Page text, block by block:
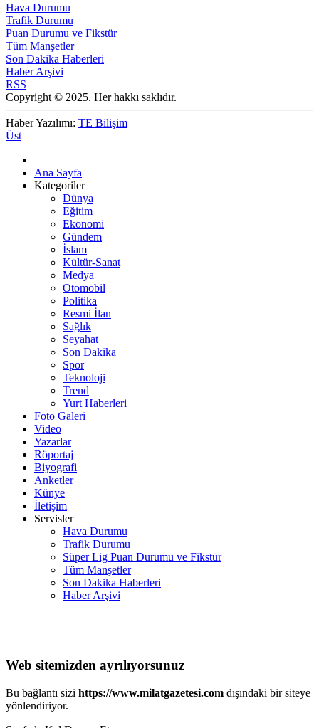
Hava Durumu
Trafik Durumu
Puan Durumu ve Fikstür
Tüm Manşetler
Son Dakika Haberleri
Haber Arşivi
RSS
Copyright © 2025. Her hakkı saklıdır.
Haber Yazılımı: TE Bilişim
Üst
Ana Sayfa
Kategoriler
Dünya
Eğitim
Ekonomi
Gündem
İslam
Kültür-Sanat
Medya
Otomobil
Politika
Resmi İlan
Sağlık
Seyahat
Son Dakika
Spor
Teknoloji
Trend
Yurt Haberleri
Foto Galeri
Video
Yazarlar
Röportaj
Biyografi
Anketler
Künye
İletişim
Servisler
Hava Durumu
Trafik Durumu
Süper Lig Puan Durumu ve Fikstür
Tüm Manşetler
Son Dakika Haberleri
Haber Arşivi
Web sitemizden ayrılıyorsunuz
Bu bağlantı sizi https://www.milatgazetesi.com dışındaki bir siteye
yönlendiriyor.